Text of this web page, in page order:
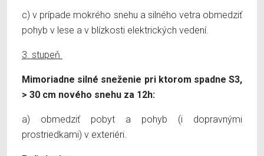
c) v prípade mokrého snehu a silného vetra obmedziť
pohyb v lese a v blízkosti elektrických vedení.
3. stupeň
Mimoriadne silné sneženie pri ktorom spadne S3,
> 30 cm nového snehu za 12h:
a) obmedziť pobyt a pohyb (i dopravnými
prostriedkami) v exteriéri.